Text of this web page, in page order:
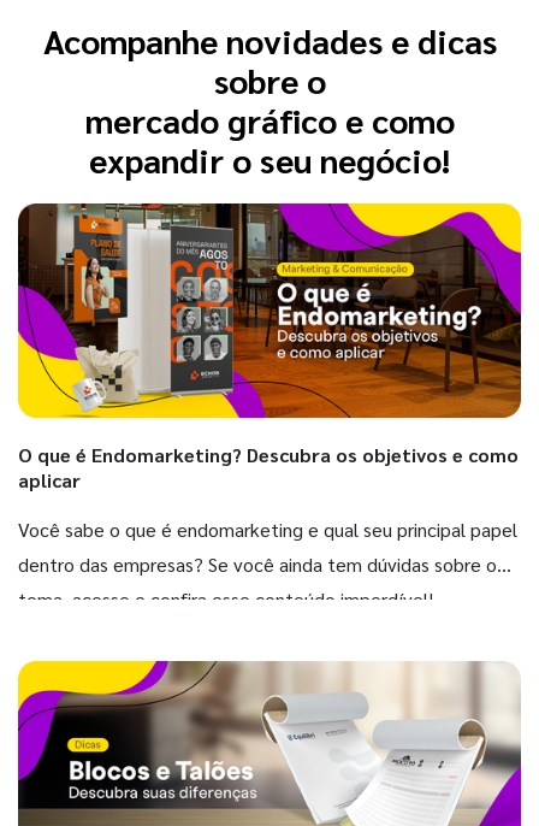
Acompanhe novidades e dicas
sobre o
mercado gráfico e como
expandir o seu negócio!
O que é Endomarketing? Descubra os objetivos e como
aplicar
Você sabe o que é endomarketing e qual seu principal papel
dentro das empresas? Se você ainda tem dúvidas sobre o
tema, acesse e confira esse conteúdo imperdível!